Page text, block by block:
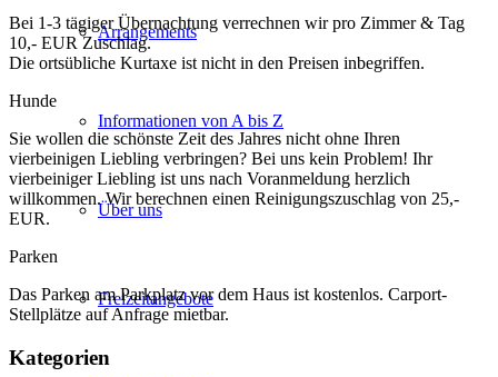
Arrangements
Informationen von A bis Z
Über uns
Freizeitangebote
Bei 1-3 tägiger Übernachtung verrechnen wir pro Zimmer & Tag
10,- EUR Zuschlag.
Die ortsübliche Kurtaxe ist nicht in den Preisen inbegriffen.
Hunde
Sie wollen die schönste Zeit des Jahres nicht ohne Ihren
vierbeinigen Liebling verbringen? Bei uns kein Problem! Ihr
vierbeiniger Liebling ist uns nach Voranmeldung herzlich
willkommen. Wir berechnen einen Reinigungszuschlag von 25,-
EUR.
Parken
Das Parken am Parkplatz vor dem Haus ist kostenlos. Carport-
Stellplätze auf Anfrage mietbar.
Kategorien